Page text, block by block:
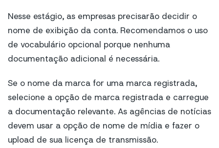
Nesse estágio, as empresas precisarão decidir o
nome de exibição da conta. Recomendamos o uso
de vocabulário opcional porque nenhuma
documentação adicional é necessária.
Se o nome da marca for uma marca registrada,
selecione a opção de marca registrada e carregue
a documentação relevante. As agências de notícias
devem usar a opção de nome de mídia e fazer o
upload de sua licença de transmissão.